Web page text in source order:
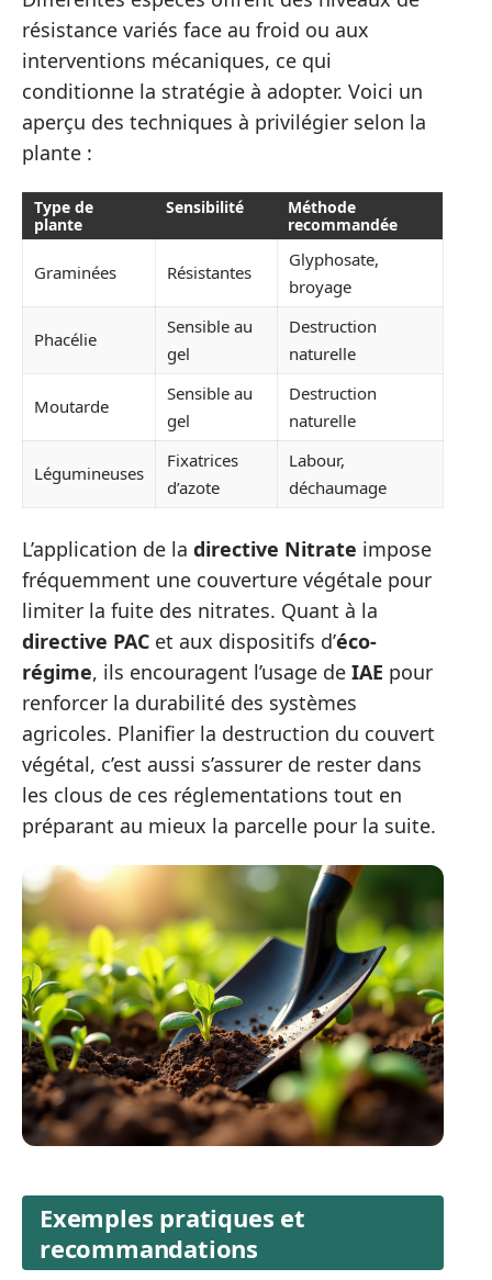
résistance variés face au froid ou aux
interventions mécaniques, ce qui
conditionne la stratégie à adopter. Voici un
aperçu des techniques à privilégier selon la
plante :
Type de
plante
Sensibilité
Méthode
recommandée
Graminées Résistantes
Glyphosate,
broyage
Phacélie
Sensible au
gel
Destruction
naturelle
Moutarde
Sensible au
gel
Destruction
naturelle
Légumineuses
Fixatrices
d’azote
Labour,
déchaumage
L’application de la directive Nitrate impose
fréquemment une couverture végétale pour
limiter la fuite des nitrates. Quant à la
directive PAC et aux dispositifs d’éco-
régime, ils encouragent l’usage de IAE pour
renforcer la durabilité des systèmes
agricoles. Planifier la destruction du couvert
végétal, c’est aussi s’assurer de rester dans
les clous de ces réglementations tout en
préparant au mieux la parcelle pour la suite.
Exemples pratiques et
recommandations